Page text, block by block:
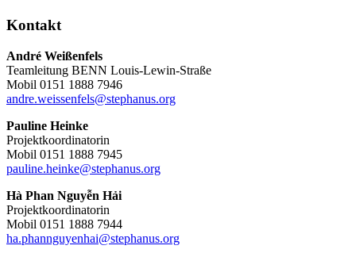
Kontakt
André Weißenfels
Teamleitung BENN Louis-Lewin-Straße
Mobil 0151 1888 7946
andre.weissenfels@stephanus.org
Pauline Heinke
Projektkoordinatorin
Mobil 0151 1888 7945
pauline.heinke@stephanus.org
Hà Phan Nguyễn Hải
Projektkoordinatorin
Mobil 0151 1888 7944
ha.phannguyenhai@stephanus.org